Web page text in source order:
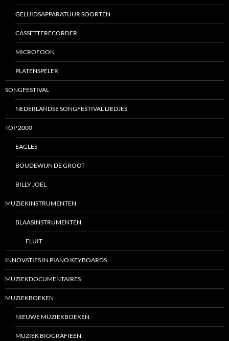
GELUIDSAPPARATUUR SOORTEN
CASSETTERECORDER
MICROFOON
PLATENSPELER
SONGFESTIVAL
NEDERLANDSE SONGFESTIVAL LIEDJES
TOP 2000
EAGLES
BOUDEWIJN DE GROOT
BILLY JOEL
MUZIEKINSTRUMENTEN
BLAASINSTRUMENTEN
FLUIT
INNOVATIES IN PIANO KEYBOARDS
MUZIEKDOCUMENTAIRES
MUZIEKBOEKEN
NIEUWE MUZIEKBOEKEN
MUZIEK BIOGRAFIEËN